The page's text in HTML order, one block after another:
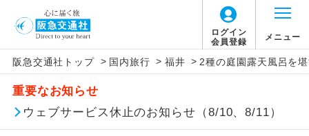
ログイン
会員登録
メニュー
阪急交通社トップ > 国内旅行 > 福井 > 2種の庭園露天風呂を
重要なお知らせ
ウェブサービス休止のお知らせ（8/10、8/11）
アイコン 説明
添乗員同行
往路出発空港（駅）から復路到着空港
（駅）まで同行します。